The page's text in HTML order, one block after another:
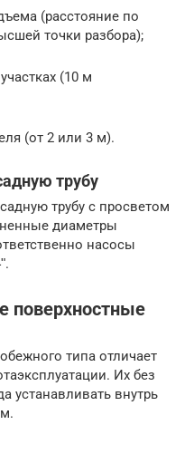
(расстояние по
точки разбора);
(10 м
(от 2 или 3 м).
трубу
трубу с просветом
диаметры
насосы
поверхностные
типа отличает
Их без
устанавливать внутрь